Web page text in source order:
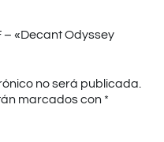
– «Decant Odyssey
no será publicada.
marcados con *